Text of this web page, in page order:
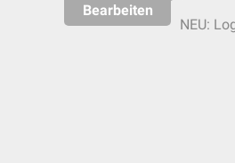
Bearbeiten
NEU: